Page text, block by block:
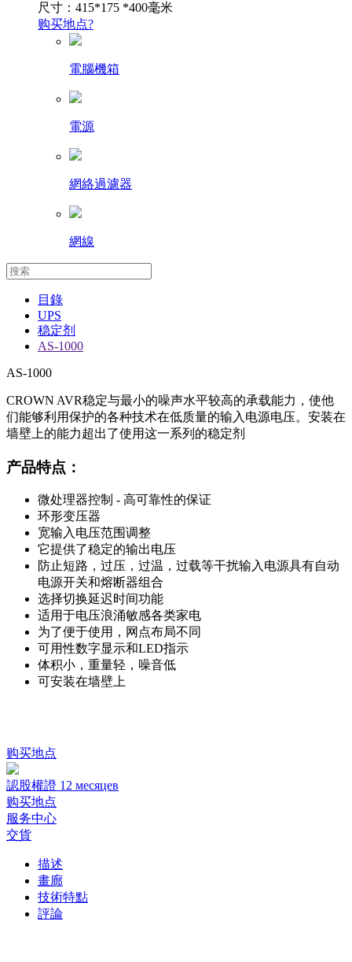
尺寸：415*175 *400毫米
购买地点?
電腦機箱
電源
網絡過濾器
網線
目錄
UPS
稳定剂
AS-1000
AS-1000
CROWN AVR稳定与最小的噪声水平较高的承载能力，使他
们能够利用保护的各种技术在低质量的输入电源电压。安装在
墙壁上的能力超出了使用这一系列的稳定剂
产品特点：
微处理器控制 - 高可靠性的保证
环形变压器
宽输入电压范围调整
它提供了稳定的输出电压
防止短路，过压，过温，过载等干扰输入电源具有自动
电源开关和熔断器组合
选择切换延迟时间功能
适用于电压浪涌敏感各类家电
为了便于使用，网点布局不同
可用性数字显示和LED指示
体积小，重量轻，噪音低
可安装在墙壁上
购买地点
認股權證 12 месяцев
购买地点
服务中心
交貨
描述
畫廊
技術特點
評論